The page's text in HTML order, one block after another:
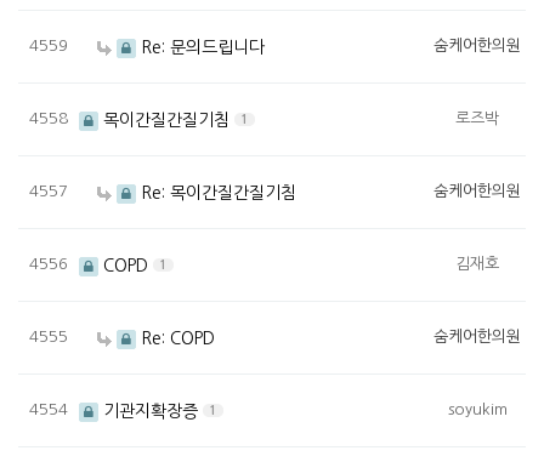
4559 Re: 문의드립니다 숨케어한의원
4558 목이간질간질기침 1 로즈박
4557 Re: 목이간질간질기침 숨케어한의원
4556 COPD 1 김재호
4555 Re: COPD 숨케어한의원
4554 기관지확장증 1 soyukim